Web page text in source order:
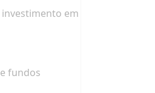
em
fundos